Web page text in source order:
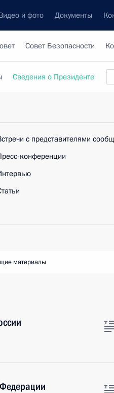
и фото Документы
Совет Безопасности
Сведения о Президенте
с представителями
конференции
материалы